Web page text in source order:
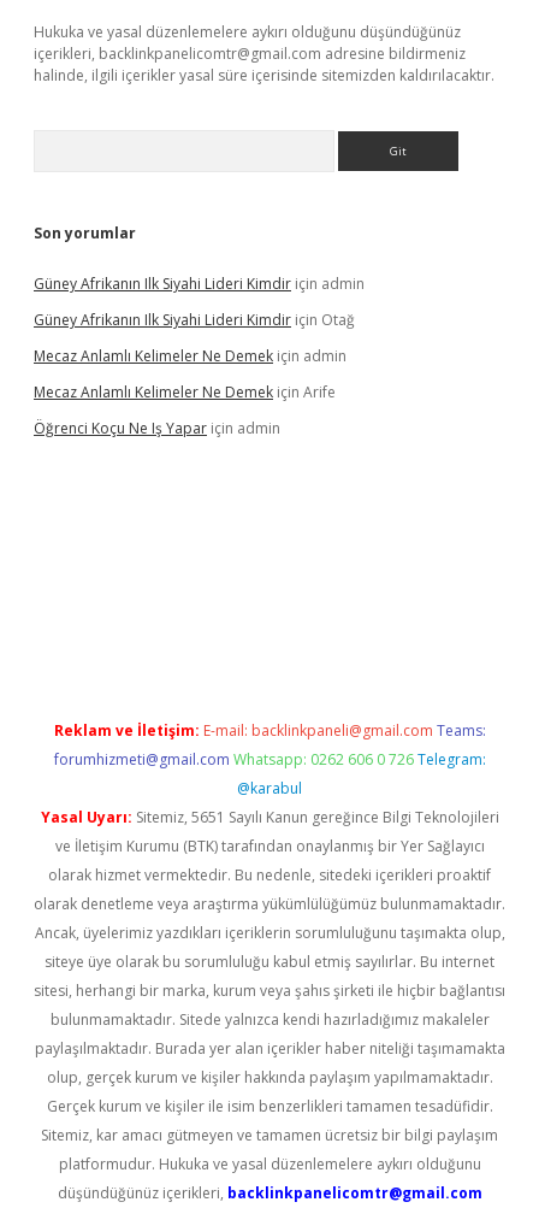
Hukuka ve yasal düzenlemelere aykırı olduğunu düşündüğünüz
içerikleri, backlinkpanelicomtr@gmail.com adresine bildirmeniz
halinde, ilgili içerikler yasal süre içerisinde sitemizden kaldırılacaktır.
Son yorumlar
Güney Afrikanın Ilk Siyahi Lideri Kimdir için admin
Güney Afrikanın Ilk Siyahi Lideri Kimdir için Otağ
Mecaz Anlamlı Kelimeler Ne Demek için admin
Mecaz Anlamlı Kelimeler Ne Demek için Arife
Öğrenci Koçu Ne Iş Yapar için admin
Reklam ve İletişim: E-mail: backlinkpaneli@gmail.com Teams:
forumhizmeti@gmail.com Whatsapp: 0262 606 0 726 Telegram:
@karabul
Yasal Uyarı: Sitemiz, 5651 Sayılı Kanun gereğince Bilgi Teknolojileri
ve İletişim Kurumu (BTK) tarafından onaylanmış bir Yer Sağlayıcı
olarak hizmet vermektedir. Bu nedenle, sitedeki içerikleri proaktif
olarak denetleme veya araştırma yükümlülüğümüz bulunmamaktadır.
Ancak, üyelerimiz yazdıkları içeriklerin sorumluluğunu taşımakta olup,
siteye üye olarak bu sorumluluğu kabul etmiş sayılırlar. Bu internet
sitesi, herhangi bir marka, kurum veya şahıs şirketi ile hiçbir bağlantısı
bulunmamaktadır. Sitede yalnızca kendi hazırladığımız makaleler
paylaşılmaktadır. Burada yer alan içerikler haber niteliği taşımamakta
olup, gerçek kurum ve kişiler hakkında paylaşım yapılmamaktadır.
Gerçek kurum ve kişiler ile isim benzerlikleri tamamen tesadüfidir.
Sitemiz, kar amacı gütmeyen ve tamamen ücretsiz bir bilgi paylaşım
platformudur. Hukuka ve yasal düzenlemelere aykırı olduğunu
düşündüğünüz içerikleri, backlinkpanelicomtr@gmail.com